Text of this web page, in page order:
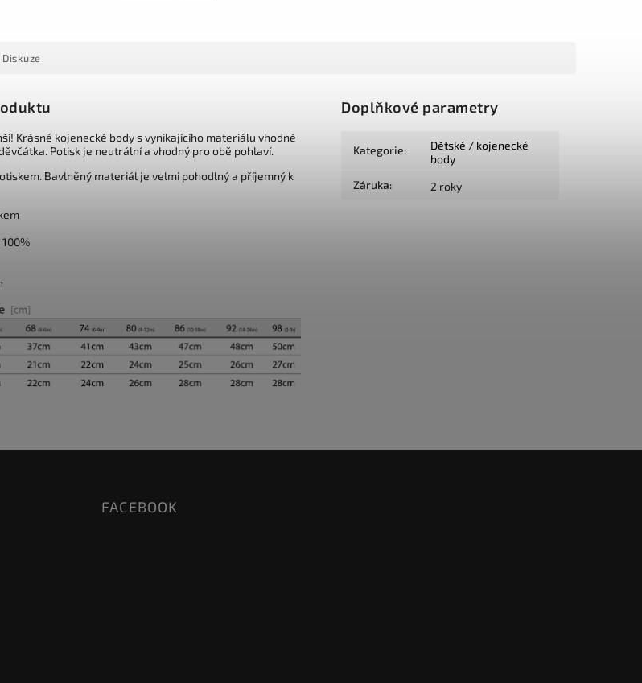
Diskuze
Krásné kojenecké body s vynikajícího materiálu vhodné
Potisk je neutrální a vhodný pro obě pohlaví.
Bavlněný materiál je velmi pohodlný a příjemný k
Doplňkové parametry
Kategorie:
Dětské / kojenecké
body
Záruka: 2 roky
FACEBOOK